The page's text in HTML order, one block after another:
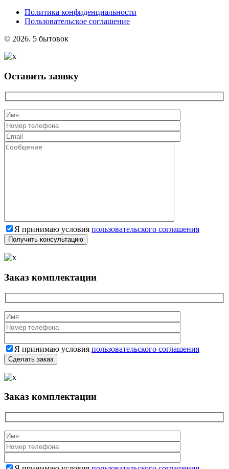
Политика конфиденциальности
Пользовательское соглашение
© 2026. 5 бытовок
Оставить заявку
Я принимаю условия пользовательского соглашения
Заказ комплектации
Я принимаю условия пользовательского соглашения
Заказ комплектации